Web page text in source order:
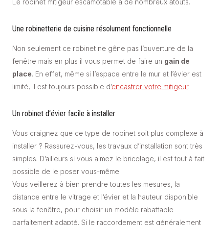
Le robinet mitigeur escamotable a de nombreux atouts.
Une robinetterie de cuisine résolument fonctionnelle
Non seulement ce robinet ne gêne pas l’ouverture de la
fenêtre mais en plus il vous permet de faire un gain de
place. En effet, même si l’espace entre le mur et l’évier est
limité, il est toujours possible d’encastrer votre mitigeur.
Un robinet d’évier facile à installer
Vous craignez que ce type de robinet soit plus complexe à
installer ? Rassurez-vous, les travaux d’installation sont très
simples. D’ailleurs si vous aimez le bricolage, il est tout à fait
possible de le poser vous-même.
Vous veillerez à bien prendre toutes les mesures, la
distance entre le vitrage et l’évier et la hauteur disponible
sous la fenêtre, pour choisir un modèle rabattable
parfaitement adapté. Si le raccordement est généralement